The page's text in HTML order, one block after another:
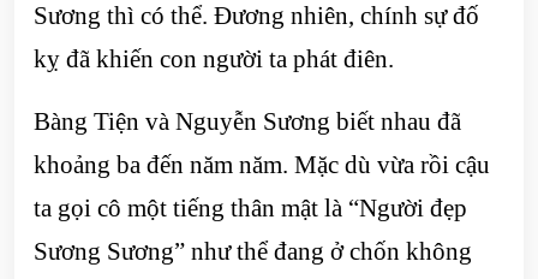
Sương thì có thể. Đương nhiên, chính sự đố
kỵ đã khiến con người ta phát điên.
Bàng Tiện và Nguyễn Sương biết nhau đã
khoảng ba đến năm năm. Mặc dù vừa rồi cậu
ta gọi cô một tiếng thân mật là “Người đẹp
Sương Sương” như thể đang ở chốn không